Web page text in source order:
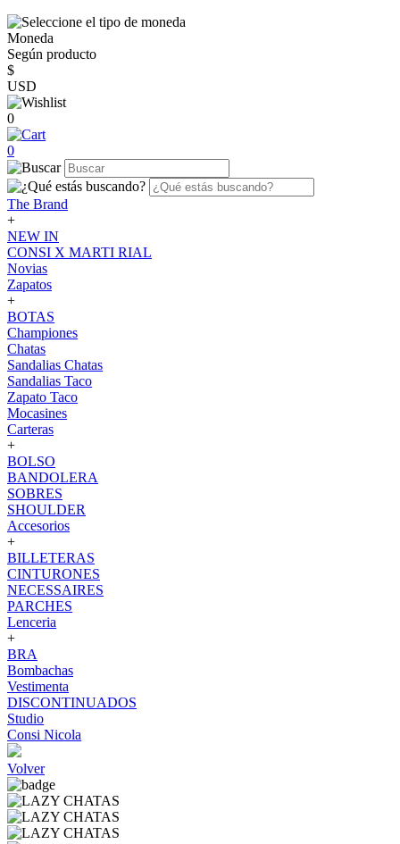
Moneda
Según producto
$
USD
0
0
The Brand
+
NEW IN
CONSI X MARTI RIAL
Novias
Zapatos
+
BOTAS
Championes
Chatas
Sandalias Chatas
Sandalias Taco
Zapato Taco
Mocasines
Carteras
+
BOLSO
BANDOLERA
SOBRES
SHOULDER
Accesorios
+
BILLETERAS
CINTURONES
NECESSAIRES
PARCHES
Lenceria
+
BRA
Bombachas
Vestimenta
DISCONTINUADOS
Studio
Consi Nicola
Volver